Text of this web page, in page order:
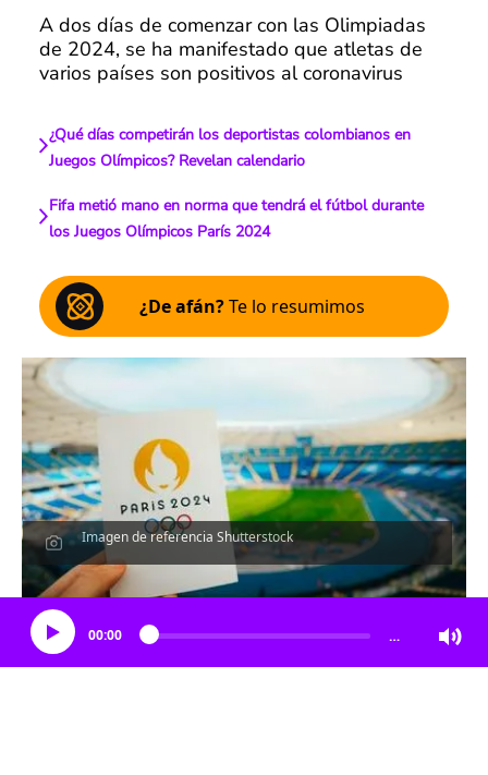
A dos días de comenzar con las Olimpiadas
de 2024, se ha manifestado que atletas de
varios países son positivos al coronavirus
¿Qué días competirán los deportistas colombianos en
Juegos Olímpicos? Revelan calendario
Fifa metió mano en norma que tendrá el fútbol durante
los Juegos Olímpicos París 2024
¿De afán?Te lo resumimos
Imagen de referencia Shutterstock
Escucha el artículo
00:00 …